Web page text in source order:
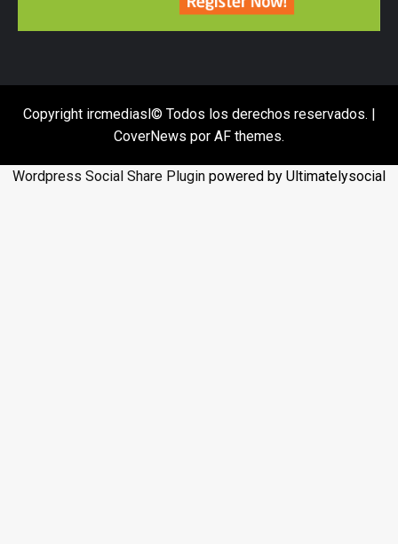
Copyright ircmediasl© Todos los derechos reservados. |
CoverNews por AF themes.
Wordpress Social Share Plugin powered by Ultimatelysocial